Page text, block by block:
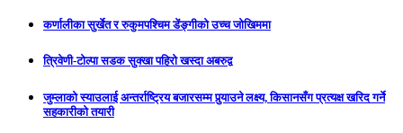
कर्णालीका सुर्खेत र रुकुमपश्चिम डेंङ्गीको उच्च जोखिममा
त्रिवेणी-टोल्पा सडक सुक्खा पहिरो खस्दा अबरुद्व
जुम्लाको स्याउलाई अन्तर्राष्ट्रिय बजारसम्म पुर्‍याउने लक्ष्य, किसानसँग प्रत्यक्ष खरिद गर्ने
सहकारीको तयारी